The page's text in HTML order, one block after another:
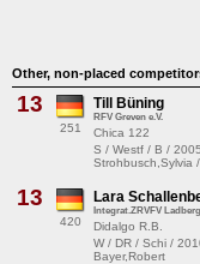
Other, non-placed
13
251
Till Büning
RFV Greven e.V.
Chica 122
S / Westf / B /
Strohbusch,Sylvia
13
420
Lara
Integrat.ZRVFV
Didalgo R.B.
W / DR / Schi /
Bayer,Robert